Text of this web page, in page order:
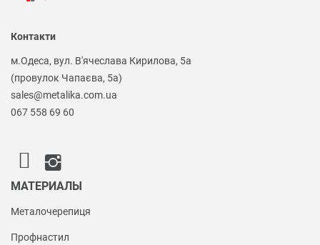
Контакти
м.Одеса, вул. В'ячеслава Кирилова, 5а
(провулок Чапаєва, 5а)
sales@metalika.com.ua
067 558 69 60
МАТЕРИАЛЫ
Металочерепиця
Профнастил